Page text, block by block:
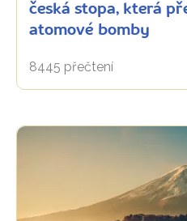
česká stopa, která
atomové bomby
8445 přečtení